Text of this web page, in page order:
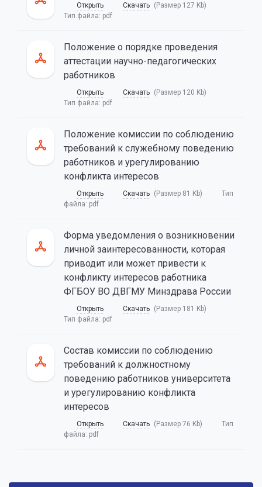
Открыть Скачать (Размер 127 Kb)
Тип файла: pdf
Положение о порядке проведения
аттестации научно-педагогических
работников
Открыть Скачать (Размер 120 Kb)
Тип файла: pdf
Положение комиссии по соблюдению
требований к служебному поведению
работников и урегулированию
конфликта интересов
Открыть Скачать (Размер 81 Kb)
Тип
файла: pdf
Форма уведомления о возникновении
личной заинтересованности, которая
приводит или может привести к
конфликту интересов работника
ФГБОУ ВО ДВГМУ Минздрава России
Открыть Скачать (Размер 181 Kb)
Тип файла: pdf
Состав комиссии по соблюдению
требований к должностному
поведению работников университета
и урегулированию конфликта
интересов
Открыть Скачать (Размер 76 Kb)
Тип
файла: pdf